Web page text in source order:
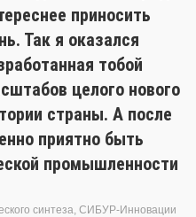
приносить
Так я оказался
тобой
целого нового
страны. А после
приятно быть
промышленности
синтеза, СИБУР-Инновации